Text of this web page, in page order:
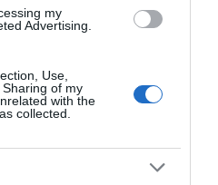
my
Advertising.
Use,
of my
with the
collected.